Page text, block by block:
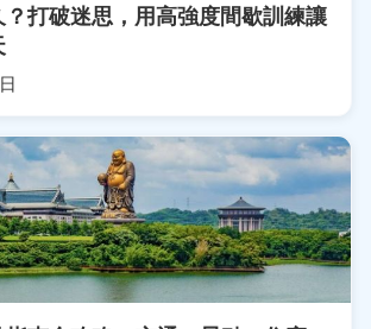
打破迷思，用高強度間歇訓練讓